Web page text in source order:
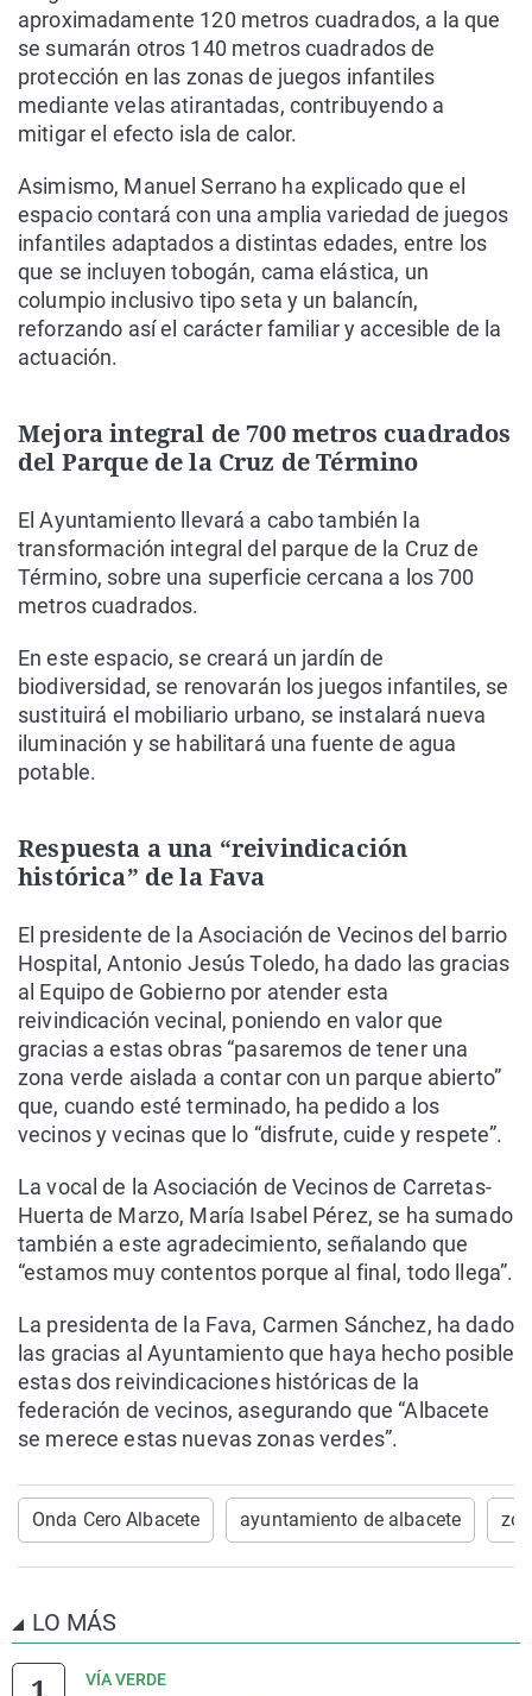
aproximadamente 120 metros cuadrados, a la que
se sumarán otros 140 metros cuadrados de
protección en las zonas de juegos infantiles
mediante velas atirantadas, contribuyendo a
mitigar el efecto isla de calor.
Asimismo, Manuel Serrano ha explicado que el
espacio contará con una amplia variedad de juegos
infantiles adaptados a distintas edades, entre los
que se incluyen tobogán, cama elástica, un
columpio inclusivo tipo seta y un balancín,
reforzando así el carácter familiar y accesible de la
actuación.
Mejora integral de 700 metros cuadrados
del Parque de la Cruz de Término
El Ayuntamiento llevará a cabo también la
transformación integral del parque de la Cruz de
Término, sobre una superficie cercana a los 700
metros cuadrados.
En este espacio, se creará un jardín de
biodiversidad, se renovarán los juegos infantiles, se
sustituirá el mobiliario urbano, se instalará nueva
iluminación y se habilitará una fuente de agua
potable.
Respuesta a una “reivindicación
histórica” de la Fava
El presidente de la Asociación de Vecinos del barrio
Hospital, Antonio Jesús Toledo, ha dado las gracias
al Equipo de Gobierno por atender esta
reivindicación vecinal, poniendo en valor que
gracias a estas obras “pasaremos de tener una
zona verde aislada a contar con un parque abierto”
que, cuando esté terminado, ha pedido a los
vecinos y vecinas que lo “disfrute, cuide y respete”.
La vocal de la Asociación de Vecinos de Carretas-
Huerta de Marzo, María Isabel Pérez, se ha sumado
también a este agradecimiento, señalando que
“estamos muy contentos porque al final, todo llega”.
La presidenta de la Fava, Carmen Sánchez, ha dado
las gracias al Ayuntamiento que haya hecho posible
estas dos reivindicaciones históricas de la
federación de vecinos, asegurando que “Albacete
se merece estas nuevas zonas verdes”.
Onda Cero Albacete ayuntamiento de albacete
LO MÁS
VÍA VERDE